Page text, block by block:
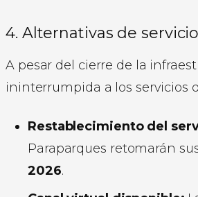
4. Alternativas de
A pesar del cierre de la
ininterrumpida a los servicios
Restablecimiento del
Paraparques retomarán
2026.